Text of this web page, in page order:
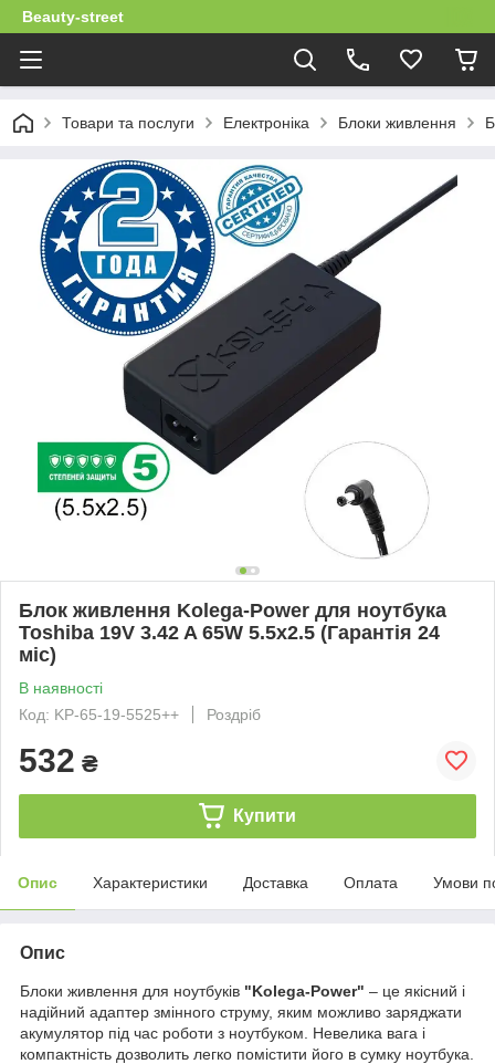
Beauty-street
Товари та послуги Електроніка Блоки живлення
Блок живлення Kolega-Power для ноутбука
Toshiba 19V 3.42 A 65W 5.5x2.5 (Гарантія 24
міс)
В наявності
Код: KP-65-19-5525++
Роздріб
532 ₴
Купити
Опис Характеристики Доставка Оплата Умови
Опис
Блоки живлення для ноутбуків "Kolega-Power" – це якісний і
надійний адаптер змінного струму, яким можливо заряджати
акумулятор під час роботи з ноутбуком. Невелика вага і
компактність дозволить легко помістити його в сумку ноутбука.